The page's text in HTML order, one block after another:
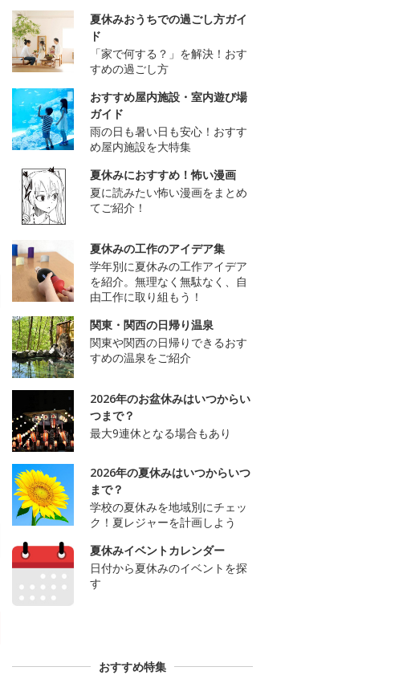
夏休みおうちでの過ごし方ガイ
ド
「家で何する？」を解決！おす
すめの過ごし方
おすすめ屋内施設・室内遊び場
ガイド
雨の日も暑い日も安心！おすす
め屋内施設を大特集
夏休みにおすすめ！怖い漫画
夏に読みたい怖い漫画をまとめ
てご紹介！
夏休みの工作のアイデア集
学年別に夏休みの工作アイデア
を紹介。無理なく無駄なく、自
由工作に取り組もう！
関東・関西の日帰り温泉
関東や関西の日帰りできるおす
すめの温泉をご紹介
2026年のお盆休みはいつからい
つまで？
最大9連休となる場合もあり
2026年の夏休みはいつからいつ
まで？
学校の夏休みを地域別にチェッ
ク！夏レジャーを計画しよう
夏休みイベントカレンダー
日付から夏休みのイベントを探
す
おすすめ特集